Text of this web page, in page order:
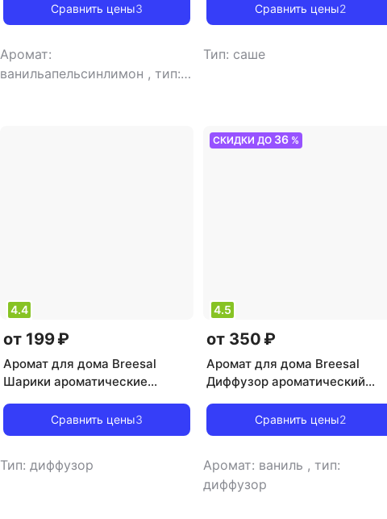
Сравнить цены3
Аромат:
ванильапельсинлимон , тип:
Сравнить цены2
Тип: саше
4.4
от 199 ₽
Аромат для дома Breesal
Шарики ароматические
Сравнить цены3
Тип: диффузор
СКИДКИ ДО 36 %
4.5
от 350 ₽
Аромат для дома Breesal
Диффузор ароматический
Сравнить цены2
Аромат: ваниль ,тип:
диффузор